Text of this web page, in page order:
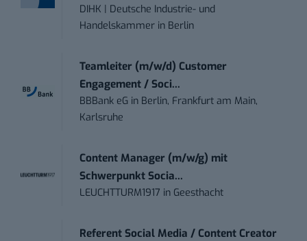
DIHK | Deutsche Industrie- und
Handelskammer in Berlin
Teamleiter (m/w/d) Customer
Engagement / Soci...
BBBank eG in Berlin, Frankfurt am Main,
Karlsruhe
Content Manager (m/w/g) mit
Schwerpunkt Socia...
LEUCHTTURM1917 in Geesthacht
Referent Social Media / Content Creator